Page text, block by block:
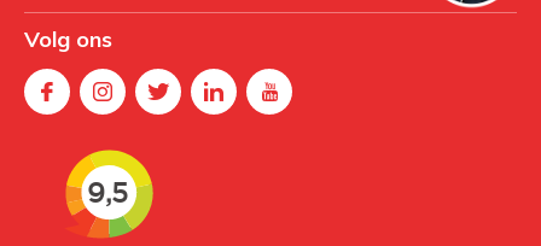
Volg ons